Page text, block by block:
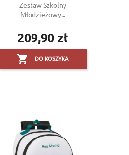
Zestaw Szkolny
Młodzieżowy...
Cena
209,90 zł
 DO KOSZYKA